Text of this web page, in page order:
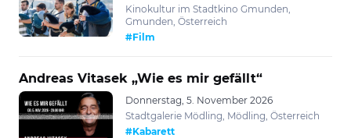
Kinokultur im Stadtkino Gmunden,
Gmunden, Österreich
#Film
Andreas Vitasek „Wie es mir gefällt“
Donnerstag, 5. November 2026
Stadtgalerie Mödling, Mödling, Österreich
#Kabarett